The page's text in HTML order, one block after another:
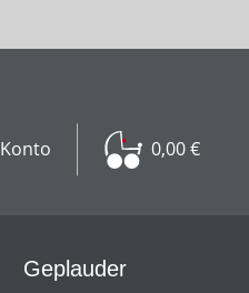
Konto 0,00 €
Geplauder